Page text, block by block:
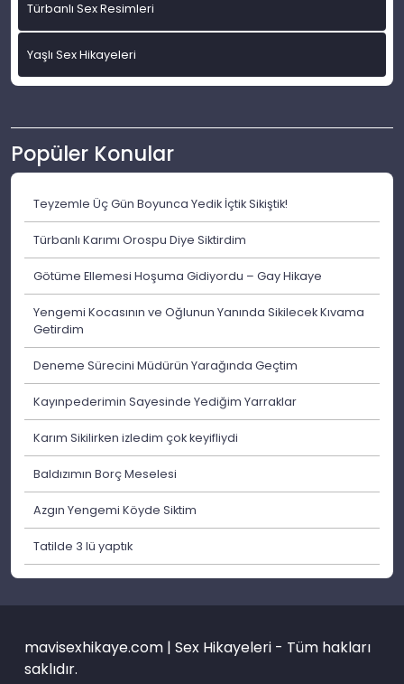
Türbanlı Sex Resimleri
Yaşlı Sex Hikayeleri
Popüler Konular
Teyzemle Üç Gün Boyunca Yedik İçtik Sikiştik!
Türbanlı Karımı Orospu Diye Siktirdim
Götüme Ellemesi Hoşuma Gidiyordu – Gay Hikaye
Yengemi Kocasının ve Oğlunun Yanında Sikilecek Kıvama
Getirdim
Deneme Sürecini Müdürün Yarağında Geçtim
Kayınpederimin Sayesinde Yediğim Yarraklar
Karım Sikilirken izledim çok keyifliydi
Baldızımın Borç Meselesi
Azgın Yengemi Köyde Siktim
Tatilde 3 lü yaptık
mavisexhikaye.com | Sex Hikayeleri - Tüm hakları
saklıdır.